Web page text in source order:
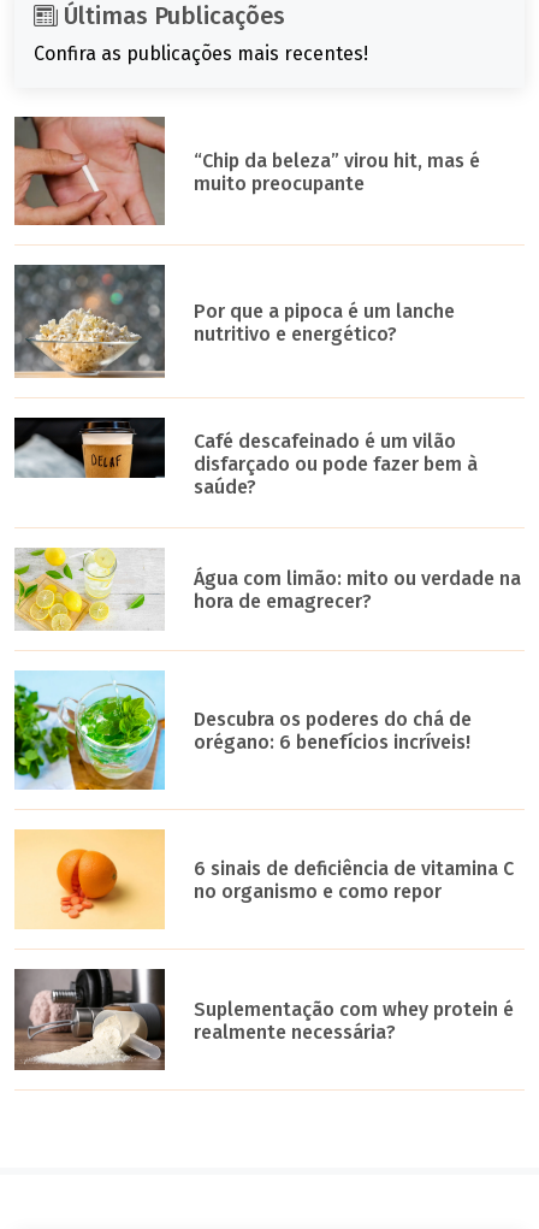
Últimas Publicações
Confira as publicações mais recentes!
“Chip da beleza” virou hit, mas é
muito preocupante
Por que a pipoca é um lanche
nutritivo e energético?
Café descafeinado é um vilão
disfarçado ou pode fazer bem à
saúde?
Água com limão: mito ou verdade na
hora de emagrecer?
Descubra os poderes do chá de
orégano: 6 benefícios incríveis!
6 sinais de deficiência de vitamina C
no organismo e como repor
Suplementação com whey protein é
realmente necessária?